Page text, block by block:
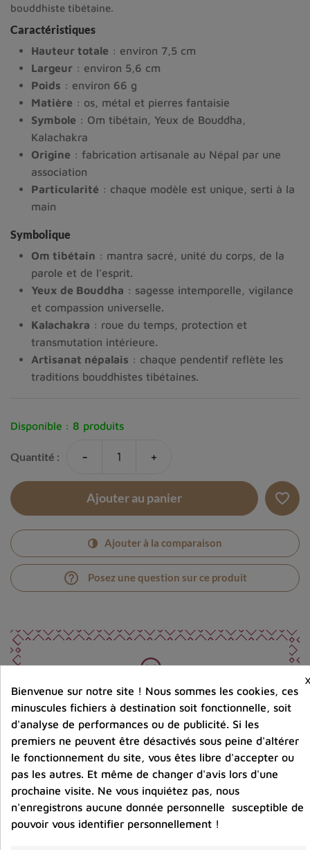
bouddhiste tibétaine.
Caractéristiques
Hauteur totale : environ 7,5 cm
Largeur : environ 5,6 cm
Poids : environ 66 g
Matière : os, métal et pierres fantaisie
Symbole : Om tibétain, Yeux de Bouddha,
Kalachakra
Origine : fabrication artisanale au Népal par une
association
Particularité : chaque modèle est unique, serti à la
main
Symbolique
Om tibétain : mantra sacré, unité du corps, de la
parole et de l’esprit.
Yeux de Bouddha : sagesse intemporelle, vigilance
et compassion universelle.
Kalachakra : roue du temps, protection et
transmutation intérieure.
Artisanat népalais : chaque pendentif reflète les
traditions bouddhistes tibétaines.
Disponible : 8 produits
Quantité : - +
Ajouter au panier favorite_border
Ajouter à la comparaison
help_outline Posez une question sur ce produit
Photos contractuelles. Vous recevrez ce que vous
voyez
Port offert dès 80 € d’achat en France métropolitaine.
100 € pour la Belgique
Entreprise éco-responsable.
Bijoux argent fabriqués sans émission de gaz
carbonique
Bienvenue sur notre site ! Nous sommes les cookies, ces
minuscules fichiers à destination soit fonctionnelle, soit
d'analyse de performances ou de publicité. Si les
premiers ne peuvent être désactivés sous peine d'altérer
le fonctionnement du site, vous êtes libre d'accepter ou
pas les autres. Et même de changer d'avis lors d'une
prochaine visite. Ne vous inquiétez pas, nous
n'enregistrons aucune donnée personnelle susceptible de
pouvoir vous identifier personnellement !